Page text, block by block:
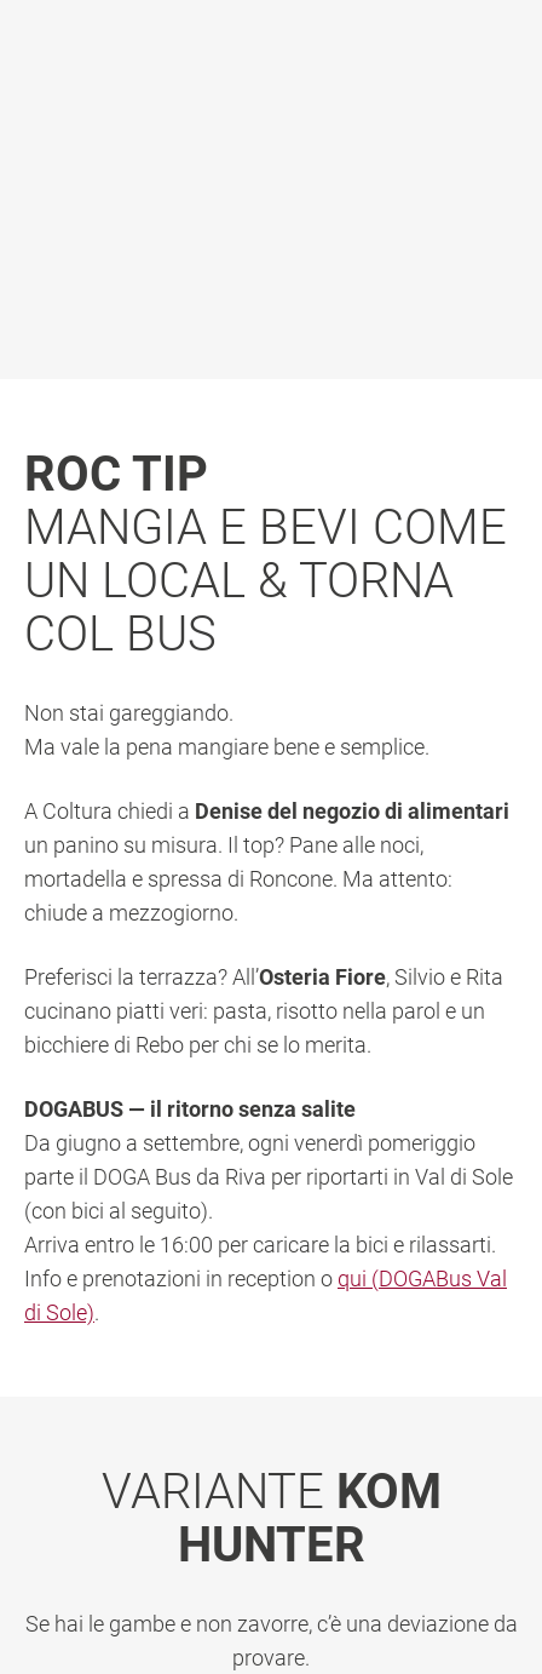
ROC TIP
MANGIA E BEVI COME
UN LOCAL & TORNA
COL BUS
Non stai gareggiando.
Ma vale la pena mangiare bene e semplice.
A Coltura chiedi a Denise del negozio di alimentari
un panino su misura. Il top? Pane alle noci,
mortadella e spressa di Roncone. Ma attento:
chiude a mezzogiorno.
Preferisci la terrazza? All’Osteria Fiore, Silvio e Rita
cucinano piatti veri: pasta, risotto nella parol e un
bicchiere di Rebo per chi se lo merita.
DOGABUS — il ritorno senza salite
Da giugno a settembre, ogni venerdì pomeriggio
parte il DOGA Bus da Riva per riportarti in Val di Sole
(con bici al seguito).
Arriva entro le 16:00 per caricare la bici e rilassarti.
Info e prenotazioni in reception o qui (DOGABus Val
di Sole).
VARIANTE KOM
HUNTER
Se hai le gambe e non zavorre, c’è una deviazione da
provare.